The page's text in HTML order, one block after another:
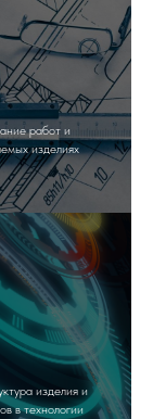
работ и
изделиях
изделия и
в технологии